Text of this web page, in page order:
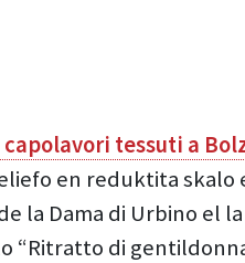
capolavori tessuti a
en reduktita skalo
la Dama di Urbino el
“Ritratto di